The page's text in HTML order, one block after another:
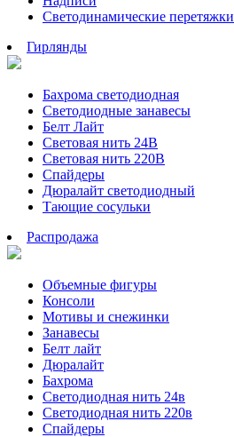
Светодинамические перетяжки
Гирлянды
Бахрома светодиодная
Светодиодные занавесы
Белт Лайт
Световая нить 24В
Световая нить 220В
Спайдеры
Дюралайт светодиодный
Тающие сосульки
Распродажа
Объемные фигуры
Консоли
Мотивы и снежинки
Занавесы
Белт лайт
Дюралайт
Бахрома
Светодиодная нить 24в
Светодиодная нить 220в
Спайдеры